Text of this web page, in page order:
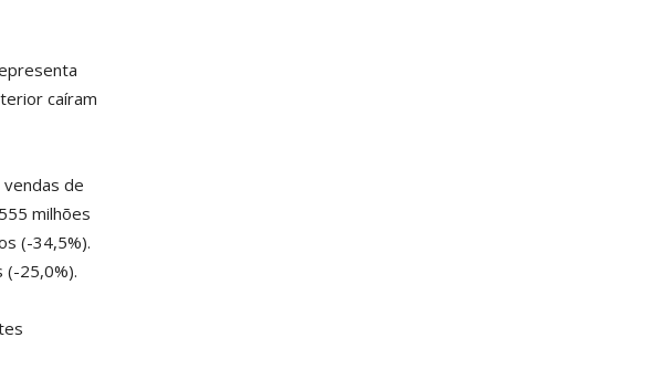
caíram
de
milhões
(-34,5%).
(-25,0%).